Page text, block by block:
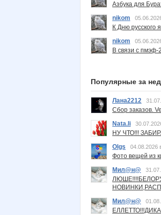
Азбука для
nikom
К Дню русского
nikom
В связи с пмэф-
Популярные за
Лана2212
Сбор заказов.
Nata.li
НУ ЧТО!!!
Olgs
04.08.2026
Фото вещей из
Мил@н@
Мил@н@